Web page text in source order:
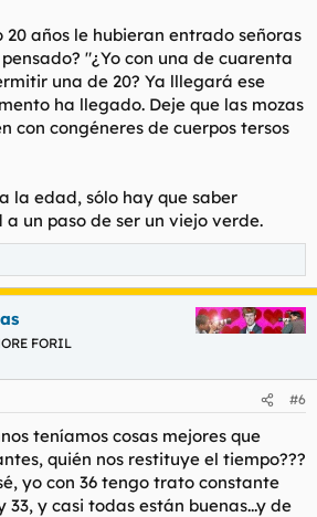
20 años le hubieran entrado señoras
"¿Yo con una de cuarenta
una de 20? Ya lllegará ese
ha llegado. Deje que las mozas
con congéneres de cuerpos tersos
la edad, sólo hay que saber
a un paso de ser un viejo verde.
FORIL
#6
teníamos cosas mejores que
quién nos restituye el tiempo???
yo con 36 tengo trato constante
33, y casi todas están buenas...y de